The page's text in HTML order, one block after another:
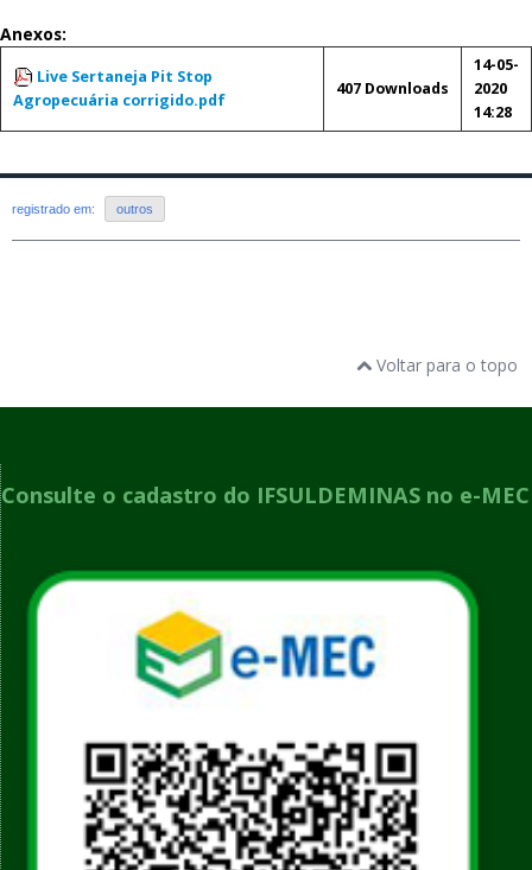
Anexos:
Live Sertaneja Pit Stop
Agropecuária corrigido.pdf
407 Downloads
14-05-
2020
14:28
registrado em: outros
Voltar para o topo
Consulte o cadastro do IFSULDEMINAS no e-MEC